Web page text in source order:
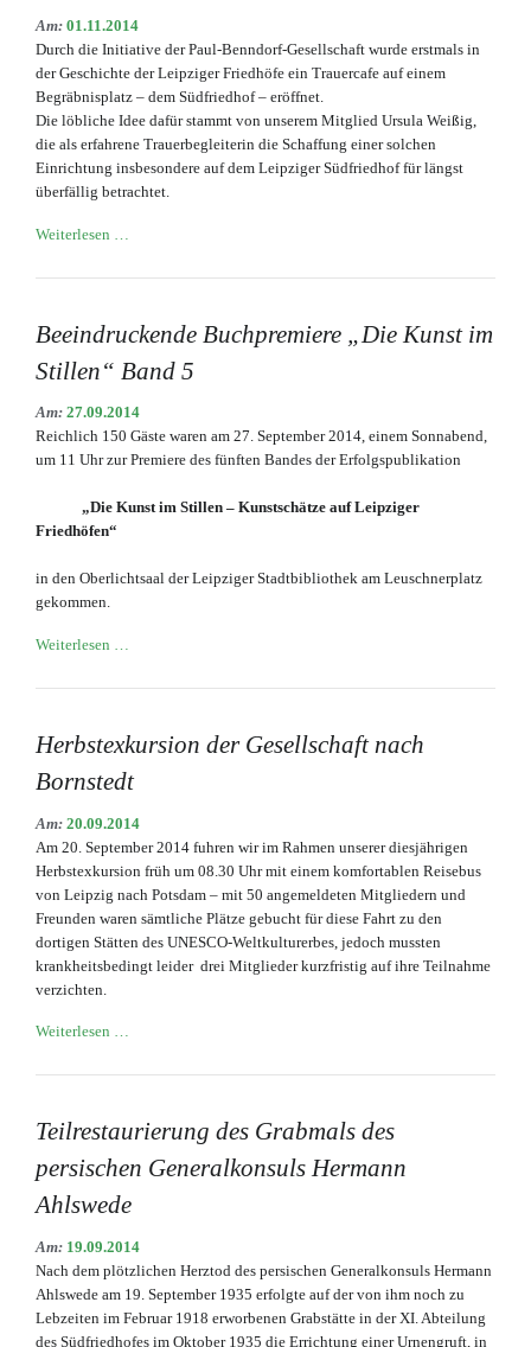
Am: 01.11.2014
Durch die Initiative der Paul-Benndorf-Gesellschaft wurde erstmals in
der Geschichte der Leipziger Friedhöfe ein Trauercafe auf einem
Begräbnisplatz – dem Südfriedhof – eröffnet.
Die löbliche Idee dafür stammt von unserem Mitglied Ursula Weißig,
die als erfahrene Trauerbegleiterin die Schaffung einer solchen
Einrichtung insbesondere auf dem Leipziger Südfriedhof für längst
überfällig betrachtet.
Weiterlesen …
Südfriedhof“
Beeindruckende Buchpremiere „Die Kunst im
Stillen“ Band 5
Am: 27.09.2014
Reichlich 150 Gäste waren am 27. September 2014, einem Sonnabend,
um 11 Uhr zur Premiere des fünften Bandes der Erfolgspublikation
„Die Kunst im Stillen – Kunstschätze auf Leipziger
Friedhöfen“
in den Oberlichtsaal der Leipziger Stadtbibliothek am Leuschnerplatz
gekommen.
Weiterlesen …
„Die
im
Band
Herbstexkursion der Gesellschaft nach
Bornstedt
Am: 20.09.2014
Am 20. September 2014 fuhren wir im Rahmen unserer diesjährigen
Herbstexkursion früh um 08.30 Uhr mit einem komfortablen Reisebus
von Leipzig nach Potsdam – mit 50 angemeldeten Mitgliedern und
Freunden waren sämtliche Plätze gebucht für diese Fahrt zu den
dortigen Stätten des UNESCO-Weltkulturerbes, jedoch mussten
krankheitsbedingt leider drei Mitglieder kurzfristig auf ihre Teilnahme
verzichten.
Weiterlesen …
Gesellschaft
Bornstedt
Teilrestaurierung des Grabmals des
persischen Generalkonsuls Hermann
Ahlswede
Am: 19.09.2014
Nach dem plötzlichen Herztod des persischen Generalkonsuls Hermann
Ahlswede am 19. September 1935 erfolgte auf der von ihm noch zu
Lebzeiten im Februar 1918 erworbenen Grabstätte in der XI. Abteilung
des Südfriedhofes im Oktober 1935 die Errichtung einer Urnengruft, in